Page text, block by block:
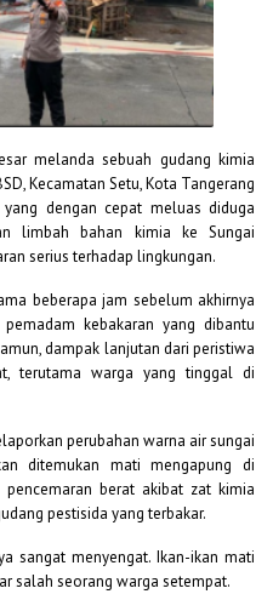
melanda sebuah gudang kimia
Kecamatan Setu, Kota Tangerang
dengan cepat meluas diduga
limbah bahan kimia ke Sungai
serius terhadap lingkungan.
beberapa jam sebelum akhirnya
kebakaran yang dibantu
dampak lanjutan dari peristiwa
terutama warga yang tinggal di
perubahan warna air sungai
ditemukan mati mengapung di
pencemaran berat akibat zat kimia
pestisida yang terbakar.
sangat menyengat. Ikan-ikan mati
salah seorang warga setempat.